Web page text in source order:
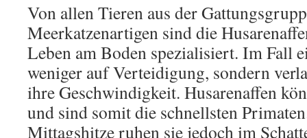
Von allen Tieren aus der
Meerkatzenartigen sind die
Leben am Boden spezialisiert. Im Fall
weniger auf Verteidigung, sondern
ihre Geschwindigkeit. Husarenaffen
und sind somit die schnellsten
Mittagshitze ruhen sie jedoch im